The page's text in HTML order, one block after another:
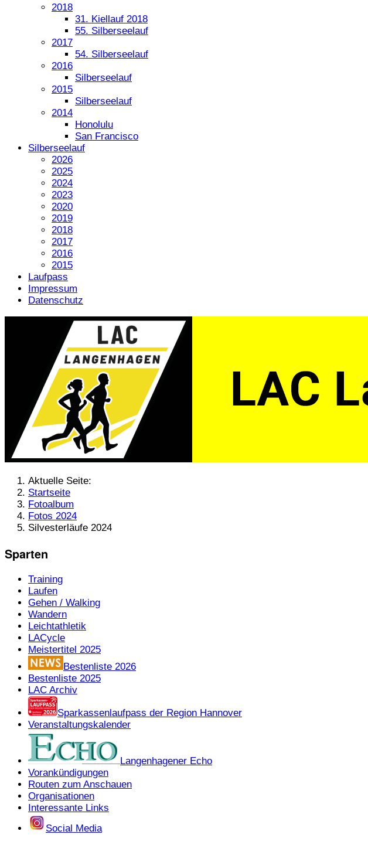
2018
31. Kiellauf 2018
55. Silberseelauf
2017
54. Silberseelauf
2016
Silberseelauf
2015
Silberseelauf
2014
Honolulu
San Francisco
Silberseelauf
2026
2025
2024
2023
2020
2019
2018
2017
2016
2015
Laufpass
Impressum
Datenschutz
Aktuelle Seite:
Startseite
Fotoalbum
Fotos 2024
Silvesterläufe 2024
Sparten
Training
Laufen
Gehen / Walking
Wandern
Leichtathletik
LACycle
Meistertitel 2025
Bestenliste 2026
Bestenliste 2025
LAC Archiv
Sparkassenlaufpass der Region Hannover
Veranstaltungskalender
Langenhagener Echo
Vorankündigungen
Routen zum Anschauen
Organisationen
Interessante Links
Social Media